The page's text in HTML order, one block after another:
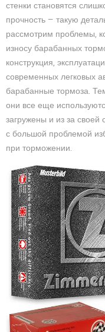
стенки становятся
прочность — такую
рассмотрим проблемы,
износу барабанных
конструкция,
современных легковых
барабанные тормоза.
они все еще
загружены и из за своей
с большой проблемой
при торможении.